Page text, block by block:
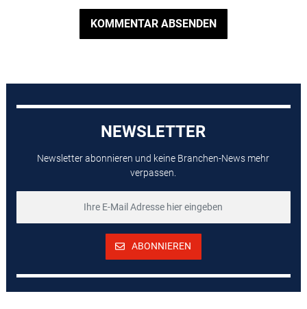
KOMMENTAR ABSENDEN
NEWSLETTER
Newsletter abonnieren und keine Branchen-News mehr
verpassen.
ABONNIEREN